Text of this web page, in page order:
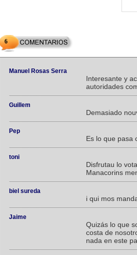
6
Manuel Rosas Serra
Interesante y
autoridades
Guillem
Demasiado
Pep
Es lo que pasa
toni
Disfrutau lo
Manacorins
biel sureda
i qui mos
Jaime
Quizás lo que
costa de
nada en este